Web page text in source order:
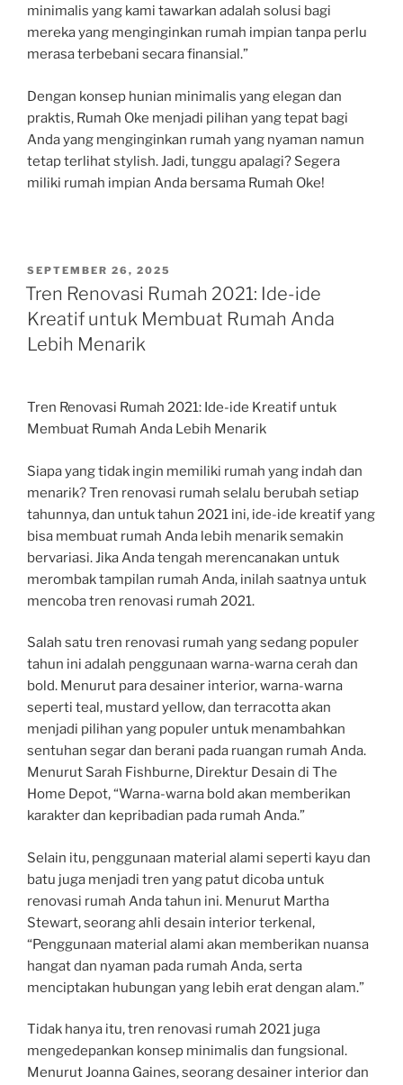
minimalis yang kami tawarkan adalah solusi bagi
mereka yang menginginkan rumah impian tanpa perlu
merasa terbebani secara finansial.”
Dengan konsep hunian minimalis yang elegan dan
praktis, Rumah Oke menjadi pilihan yang tepat bagi
Anda yang menginginkan rumah yang nyaman namun
tetap terlihat stylish. Jadi, tunggu apalagi? Segera
miliki rumah impian Anda bersama Rumah Oke!
POSTED
ON
SEPTEMBER 26, 2025
Tren Renovasi Rumah 2021: Ide-ide
Kreatif untuk Membuat Rumah Anda
Lebih Menarik
Tren Renovasi Rumah 2021: Ide-ide Kreatif untuk
Membuat Rumah Anda Lebih Menarik
Siapa yang tidak ingin memiliki rumah yang indah dan
menarik? Tren renovasi rumah selalu berubah setiap
tahunnya, dan untuk tahun 2021 ini, ide-ide kreatif yang
bisa membuat rumah Anda lebih menarik semakin
bervariasi. Jika Anda tengah merencanakan untuk
merombak tampilan rumah Anda, inilah saatnya untuk
mencoba tren renovasi rumah 2021.
Salah satu tren renovasi rumah yang sedang populer
tahun ini adalah penggunaan warna-warna cerah dan
bold. Menurut para desainer interior, warna-warna
seperti teal, mustard yellow, dan terracotta akan
menjadi pilihan yang populer untuk menambahkan
sentuhan segar dan berani pada ruangan rumah Anda.
Menurut Sarah Fishburne, Direktur Desain di The
Home Depot, “Warna-warna bold akan memberikan
karakter dan kepribadian pada rumah Anda.”
Selain itu, penggunaan material alami seperti kayu dan
batu juga menjadi tren yang patut dicoba untuk
renovasi rumah Anda tahun ini. Menurut Martha
Stewart, seorang ahli desain interior terkenal,
“Penggunaan material alami akan memberikan nuansa
hangat dan nyaman pada rumah Anda, serta
menciptakan hubungan yang lebih erat dengan alam.”
Tidak hanya itu, tren renovasi rumah 2021 juga
mengedepankan konsep minimalis dan fungsional.
Menurut Joanna Gaines, seorang desainer interior dan